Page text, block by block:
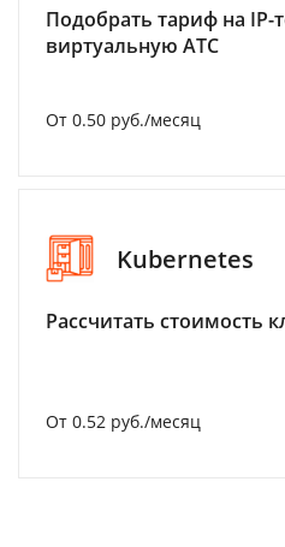
Подобрать тариф на
виртуальную АТС
От 0.50 руб./месяц
Kubernetes
Рассчитать стоимость
От 0.52 руб./месяц